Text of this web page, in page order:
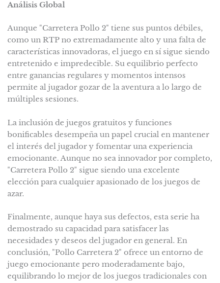
Análisis Global
Aunque "Carretera Pollo 2" tiene sus puntos débiles,
como un RTP no extremadamente alto y una falta de
características innovadoras, el juego en sí sigue siendo
entretenido e impredecible. Su equilibrio perfecto
entre ganancias regulares y momentos intensos
permite al jugador gozar de la aventura a lo largo de
múltiples sesiones.
La inclusión de juegos gratuitos y funciones
bonificables desempeña un papel crucial en mantener
el interés del jugador y fomentar una experiencia
emocionante. Aunque no sea innovador por completo,
"Carretera Pollo 2" sigue siendo una excelente
elección para cualquier apasionado de los juegos de
azar.
Finalmente, aunque haya sus defectos, esta serie ha
demostrado su capacidad para satisfacer las
necesidades y deseos del jugador en general. En
conclusión, "Pollo Carretera 2" ofrece un entorno de
juego emocionante pero moderadamente bajo,
equilibrando lo mejor de los juegos tradicionales con